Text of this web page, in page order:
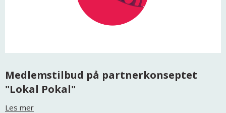
Medlemstilbud på partnerkonseptet
"Lokal Pokal"
Les mer